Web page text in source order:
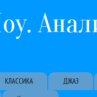
КЛАССИКА ДЖАЗ